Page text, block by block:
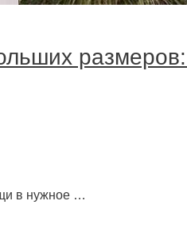
в нужное …